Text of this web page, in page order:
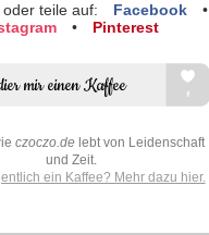
teile auf: Facebook
•
• Pinterest
czoczo.delebt von Leidenschaft
und Zeit.
ein Kaffee? Mehr dazu hier.